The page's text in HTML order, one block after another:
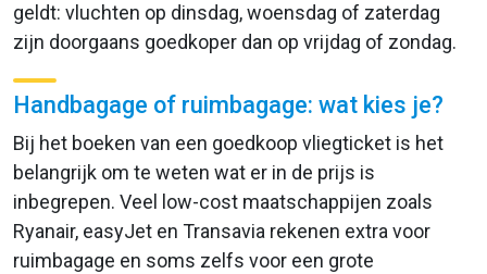
geldt: vluchten op dinsdag, woensdag of zaterdag
zijn doorgaans goedkoper dan op vrijdag of zondag.
Handbagage of ruimbagage: wat kies je?
Bij het boeken van een goedkoop vliegticket is het
belangrijk om te weten wat er in de prijs is
inbegrepen. Veel low-cost maatschappijen zoals
Ryanair, easyJet en Transavia rekenen extra voor
ruimbagage en soms zelfs voor een grote